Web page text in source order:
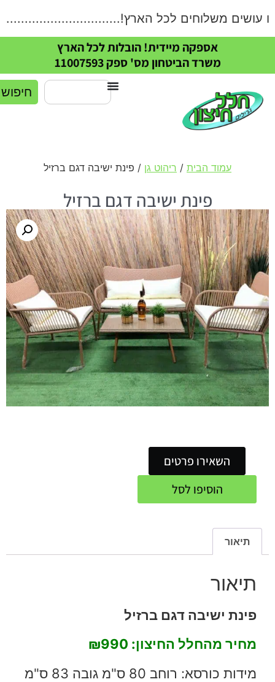
עושים משלוחים לכל
אספקה מיידית! הובלות לכל הארץ
משרד הביטחון מס' ספק 11007593
חיפוש
עמוד הבית/ריהוט גן/ פינת ישיבה דגם ברזיל
השאירו פרטים
הוסיפו לסל
פינת ישיבה דגם ברזיל
תיאור
תיאור
פינת ישיבה דגם ברזיל
מחיר מהחלל החיצון:₪990
מידות כורסא: רוחב 80 ס"מ גובה 83 ס"מ